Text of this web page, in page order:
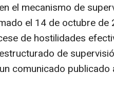
el mecanismo de
el 14 de octubre de
de hostilidades
de
comunicado publicado